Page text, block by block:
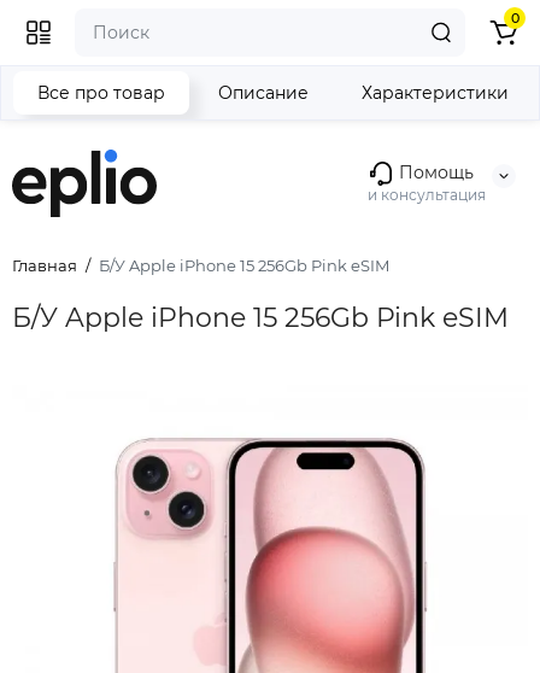
Помощь
и консультация
0
Главная Б/У Apple iPhone 15 256Gb Pink eSIM
Б/У Apple iPhone 15 256Gb Pink eSIM
Все про товар Описание Характеристики